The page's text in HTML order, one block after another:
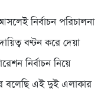
নির্বাচন পরিচালনা
বণ্টন করে দেয়া
নির্বাচন নিয়ে
বলেছি এই দুই এলাকার